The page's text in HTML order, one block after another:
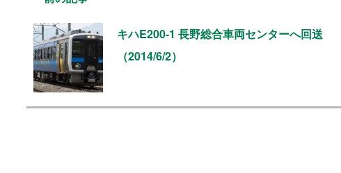
キハE200-1 長野総合車両センターへ回送
（2014/6/2）